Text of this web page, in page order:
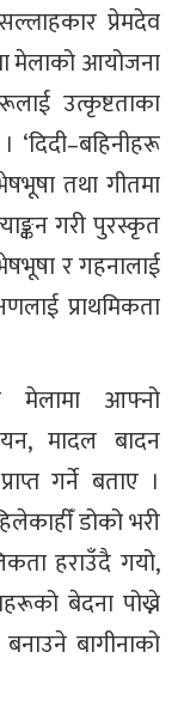
प्रेमदेव
मेलाको आयोजना
उत्कृष्टताका
तथा गीतमा
गरी पुरस्कृत
र गहनालाई
प्राथमिकता
मेलामा आफ्नो
मादल बादन
गर्ने बताए ।
डोको भरी
हराउँदै गयो,
बेदना पोख्ने
बागीनाको